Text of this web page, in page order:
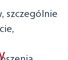
szczególnie